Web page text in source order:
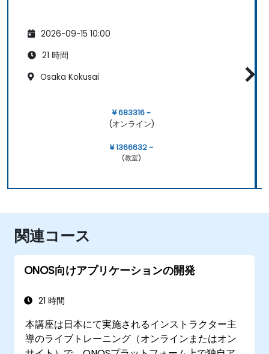
2026-09-15 10:00
21 時間
Osaka Kokusai
¥ 683316 ~
(オンライン)
¥ 1366632 ~
(教室)
関連コース
ONOS向けアプリケーションの開発
21 時間
本講座は日本にて実施されるインストラクター主
導のライブトレーニング（オンラインまたはオン